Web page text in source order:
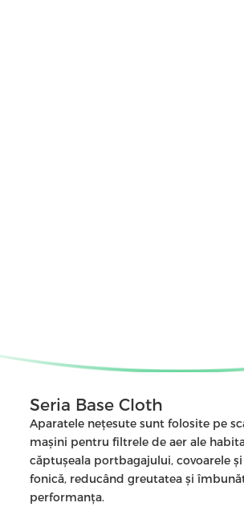
Seria Base Cloth
Aparatele nețesute sunt folosite pe
mașini pentru filtrele de aer ale
căptușeala portbagajului, covoarele
fonică, reducând greutatea și
performanța.